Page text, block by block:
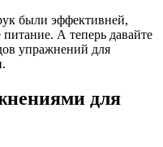
были эффективней,
А теперь давайте
упражнений для
для